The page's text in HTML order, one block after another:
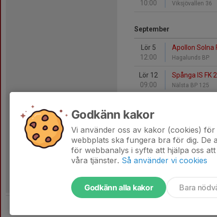
10:00
Viksjövallen 36
September
Lör 5
12:00
Apollon Solna
Hagalunds BP
Lör 12
09:00
Spånga IS FK
Nälsta BP 125
12:00
Lör 26
11:00
Bällsta FF Vit -
Bällstabergs BP
Godkänn kakor
Vi använder oss av kakor (cookies)
webbplats ska fungera bra för dig. De
för webbanalys i syfte att hjälpa oss
våra tjänster. Så använder vi cookies
Godkänn alla kakor Bara